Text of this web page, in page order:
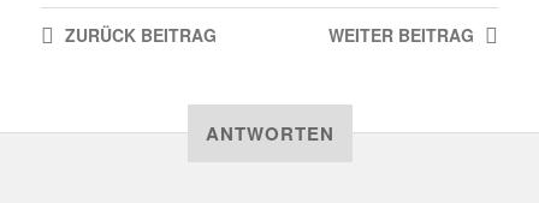
WEITER BEITRAG
ZURÜCKBEITRAG
ANTWORTEN